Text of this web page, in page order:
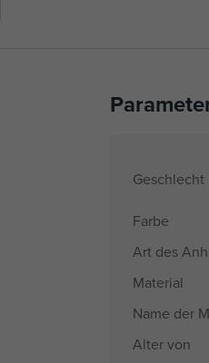
Geschlecht
Farbe
Art des
Material
Name der
Alter von